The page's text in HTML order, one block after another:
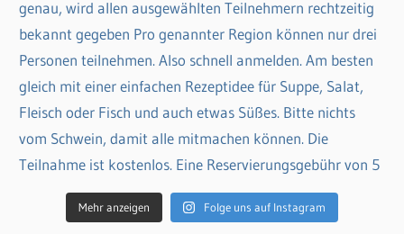
Mehr anzeigen Folge uns auf Instagram